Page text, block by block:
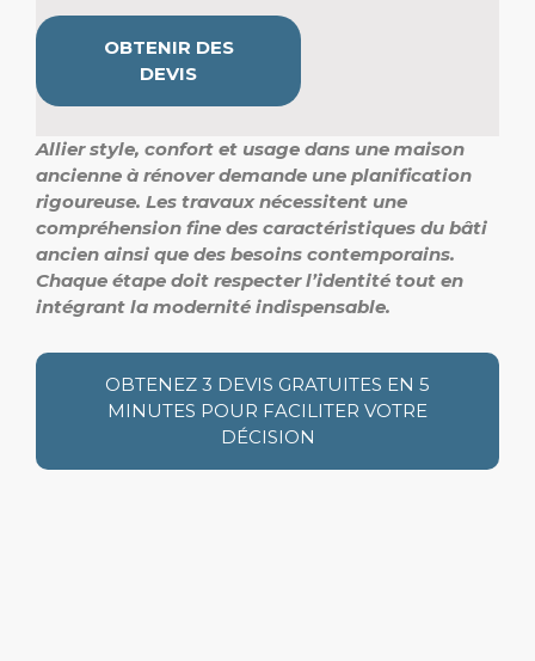
OBTENIR DES
DEVIS
Allier style, confort et usage dans une maison
ancienne à rénover demande une planification
rigoureuse. Les travaux nécessitent une
compréhension fine des caractéristiques du bâti
ancien ainsi que des besoins contemporains.
Chaque étape doit respecter l’identité tout en
intégrant la modernité indispensable.
OBTENEZ 3 DEVIS GRATUITES EN 5
MINUTES POUR FACILITER VOTRE
DÉCISION